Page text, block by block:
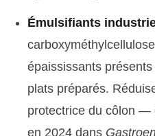
Émulsifiants
épaississants
plats préparés.
protectrice du côlon —
en 2024 dans